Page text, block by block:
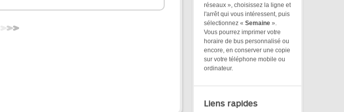
réseaux », choisissez la ligne et
l'arrêt qui vous intéressent, puis
sélectionnez « Semaine ».
Vous pourrez imprimer votre
horaire de bus personnalisé ou
encore, en conserver une copie
sur votre téléphone mobile ou
ordinateur.
Liens rapides